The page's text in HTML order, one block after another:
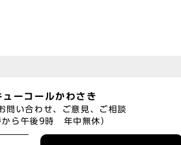
ューコールかわさき
問い合わせ、ご意見、ご相談
から午後9時 年中無休）